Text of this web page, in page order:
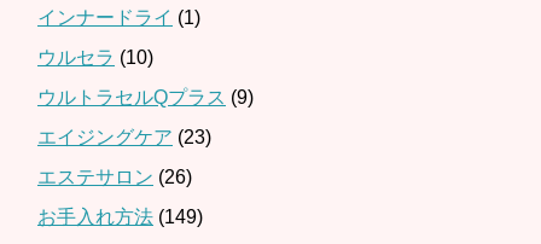
インナードライ (1)
ウルセラ (10)
ウルトラセルQプラス (9)
エイジングケア (23)
エステサロン (26)
お手入れ方法 (149)